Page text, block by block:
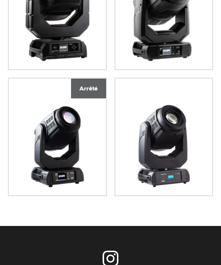
iPointe65® MegaPointe®
Arrêté